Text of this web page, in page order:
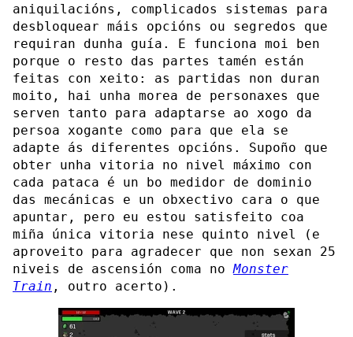
aniquilacións, complicados sistemas para
desbloquear máis opcións ou segredos que
requiran dunha guía. E funciona moi ben
porque o resto das partes tamén están
feitas con xeito: as partidas non duran
moito, hai unha morea de personaxes que
serven tanto para adaptarse ao xogo da
persoa xogante como para que ela se
adapte ás diferentes opcións. Supoño que
obter unha vitoria no nivel máximo con
cada pataca é un bo medidor de dominio
das mecánicas e un obxectivo cara o que
apuntar, pero eu estou satisfeito coa
miña única vitoria nese quinto nivel (e
aproveito para agradecer que non sexan 25
niveis de ascensión coma noMonster
Train , outro acerto).